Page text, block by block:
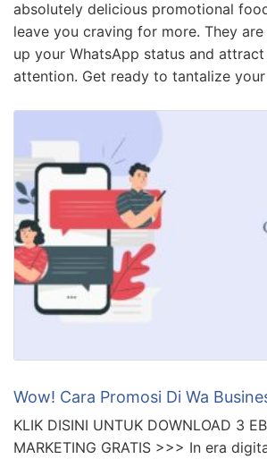
absolutely delicious promotional
leave you craving for more. They
up your WhatsApp status and
attention. Get ready to tantalize
Wow! Cara Promosi Di Wa
KLIK DISINI UNTUK DOWNLOAD 3
MARKETING GRATIS >>> In era